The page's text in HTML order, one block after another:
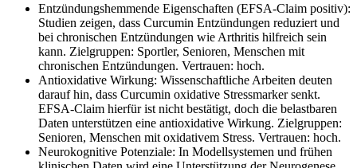
Entzündungshemmende Eigenschaften (EFSA-Claim positiv):
Studien zeigen, dass Curcumin Entzündungen reduziert und
bei chronischen Entzündungen wie Arthritis hilfreich sein
kann. Zielgruppen: Sportler, Senioren, Menschen mit
chronischen Entzündungen. Vertrauen: hoch.
Antioxidative Wirkung: Wissenschaftliche Arbeiten deuten
darauf hin, dass Curcumin oxidative Stressmarker senkt.
EFSA-Claim hierfür ist nicht bestätigt, doch die belastbaren
Daten unterstützen eine antioxidative Wirkung. Zielgruppen:
Senioren, Menschen mit oxidativem Stress. Vertrauen: hoch.
Neurokognitive Potenziale: In Modellsystemen und frühen